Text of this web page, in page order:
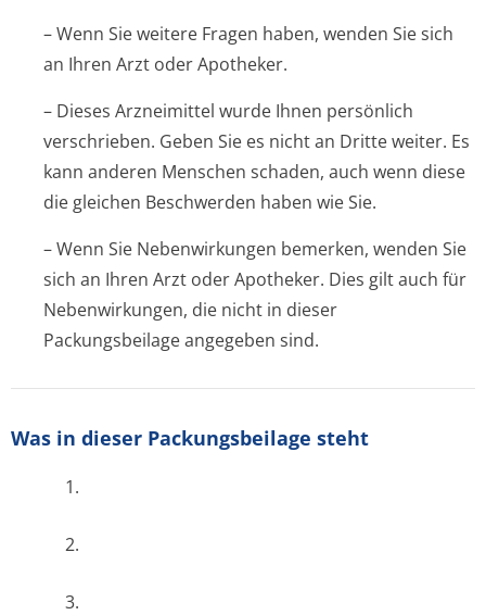
– Wenn Sie weitere Fragen haben, wenden Sie sich
an Ihren Arzt oder Apotheker.
– Dieses Arzneimittel wurde Ihnen persönlich
verschrieben. Geben Sie es nicht an Dritte weiter. Es
kann anderen Menschen schaden, auch wenn diese
die gleichen Beschwerden haben wie Sie.
– Wenn Sie Nebenwirkungen bemerken, wenden Sie
sich an Ihren Arzt oder Apotheker. Dies gilt auch für
Nebenwirkungen, die nicht in dieser
Packungsbeilage angegeben sind.
Was in dieser Packungsbeilage steht
1.
2.
3.